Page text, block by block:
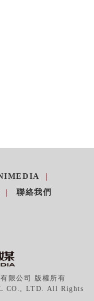
聯絡我們
限公司 版權所有
CO., LTD. All Rights